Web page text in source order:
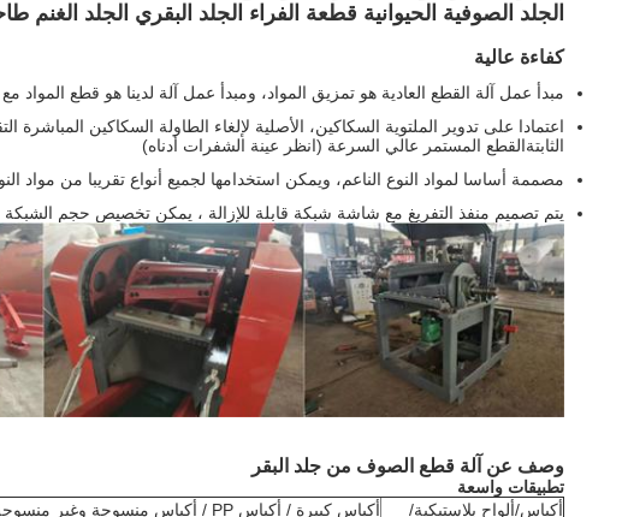
الجلد الصوفية الحيوانية قطعة الفراء الجلد البقري الجلد
كفاءة عالية
مبدأ عمل آلة القطع العادية هو تمزيق المواد، ومبدأ عمل آلة لدينا هو قطع
اعتمادا على تدوير الملتوية السكاكين، الأصلية لإلغاء الطاولة السكاكين
الثابتةالقطع المستمر عالي السرعة (انظر عينة الشفرات أدناه)
مصممة أساسا لمواد النوع الناعم، ويمكن استخدامها لجميع أنواع تقريبا من مواد
يتم تصميم منفذ التفريغ مع شاشة شبكة قابلة للإزالة ، يمكن تخصيص حجم الشبكة
وصف عن آلة قطع الصوف من جلد البقر
تطبيقات واسعة
أكياس/ألواح بلاستيكية/